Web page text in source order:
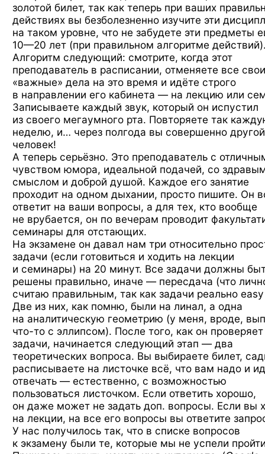
золотой билет, так как теперь при ваших
действиях вы безболезненно изучите эти
на таком уровне, что не забудете эти предметы
10—20 лет (при правильном алгоритме
Алгоритм следующий: смотрите, когда этот
преподаватель в расписании, отменяете все свои
«важные» дела на это время и идёте строго
в направлении его кабинета — на лекцию или
Записываете каждый звук, который он испустил
из своего мегаумного рта. Повторяете так
неделю, и… через полгода вы совершенно другой
человек!
А теперь серьёзно. Это преподаватель с
чувством юмора, идеальной подачей, со
смыслом и доброй душой. Каждое его занятие
проходит на одном дыхании, просто пишите. Он
ответит на ваши вопросы, а для тех, кто вообще
не врубается, он по вечерам проводит
семинары для отстающих.
На экзамене он давал нам три относительно
задачи (если готовиться и ходить на лекции
и семинары) на 20 минут. Все задачи должны
решены правильно, иначе — пересдача (что
считаю правильным, так как задачи реально
Две из них, как помню, были на линал, а одна
на аналитическую геометрию (у меня, вроде,
что-то с эллипсом). После того, как он проверяет
задачи, начинается следующий этап — два
теоретических вопроса. Вы выбираете билет,
расписываете на листочке всё, что вам надо и
отвечать — естественно, с возможностью
пользоваться листочком. Если ответить хорошо,
он даже может не задать доп. вопросы. Если вы
на лекции, на все его вопросы вы ответите
У нас получилось так, что в списке вопросов
к экзамену были те, которые мы не успели